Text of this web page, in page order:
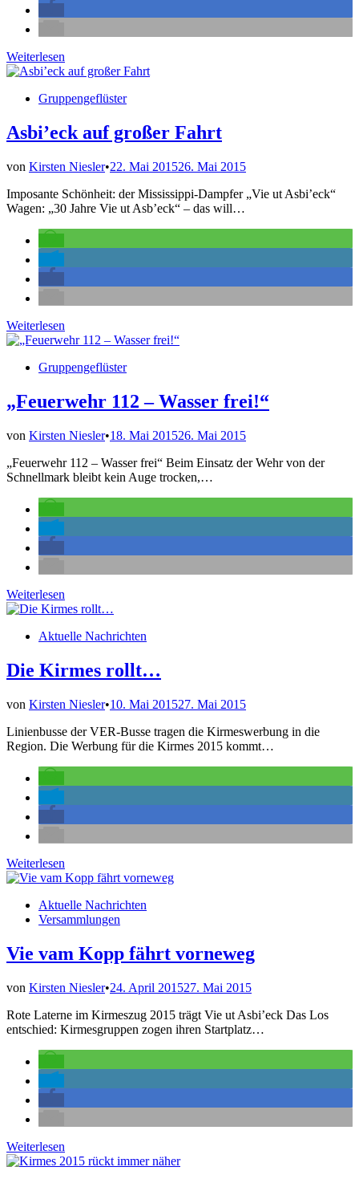
Mühle
macht
Weiterlesen
Veröffentlicht
Gruppengeflüster
Asbi’eck auf großer Fahrt
von Kirsten Niesler•22. Mai 201526. Mai 2015
Imposante Schönheit: der Mississippi-Dampfer „Vie ut Asbi’eck“
Wagen: „30 Jahre Vie ut Asb’eck“ – das will…
Asbi’eck
auf
Fahrt
Weiterlesen
Veröffentlicht
Gruppengeflüster
„Feuerwehr 112 – Wasser frei!“
von Kirsten Niesler•18. Mai 201526. Mai 2015
„Feuerwehr 112 – Wasser frei“ Beim Einsatz der Wehr von der
Schnellmark bleibt kein Auge trocken,…
„Feuerwehr
112
Wasser
Weiterlesen
Veröffentlicht
Aktuelle Nachrichten
Die Kirmes rollt…
von Kirsten Niesler•10. Mai 201527. Mai 2015
Linienbusse der VER-Busse tragen die Kirmeswerbung in die
Region. Die Werbung für die Kirmes 2015 kommt…
Die
Kirmes
Weiterlesen
Veröffentlicht
Aktuelle Nachrichten
Versammlungen
Vie vam Kopp fährt vorneweg
von Kirsten Niesler•24. April 201527. Mai 2015
Rote Laterne im Kirmeszug 2015 trägt Vie ut Asbi’eck Das Los
entschied: Kirmesgruppen zogen ihren Startplatz…
Vie
vam
Weiterlesen